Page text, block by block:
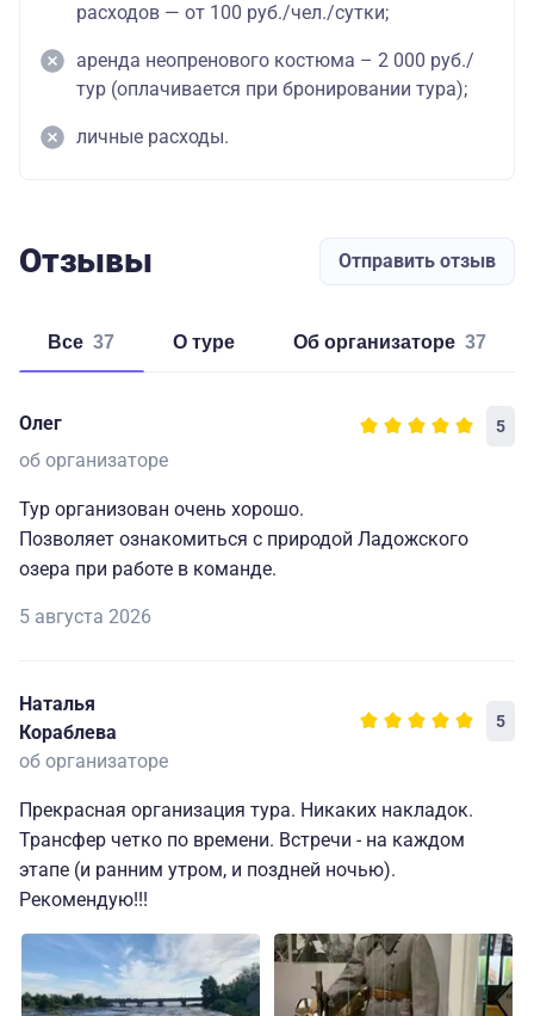
расходов — от 100 руб./чел./сутки;
аренда неопренового костюма – 2 000 руб./
тур (оплачивается при бронировании тура);
личные расходы.
Отзывы Отправить отзыв
Все 37 о туре об организаторе 37
Олег 5
об организаторе
Тур организован очень хорошо.
Позволяет ознакомиться с природой Ладожского
озера при работе в команде.
5 августа 2026
Наталья
Кораблева
5
об организаторе
Прекрасная организация тура. Никаких накладок.
Трансфер четко по времени. Встречи - на каждом
этапе (и ранним утром, и поздней ночью).
Рекомендую!!!